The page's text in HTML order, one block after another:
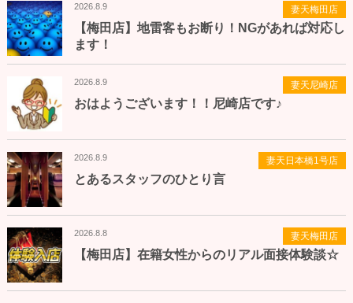
2026.8.9
【梅田店】地雷客もお断り！NGがあれば対応し
ます！
妻天梅田店
2026.8.9
おはようございます！！尼崎店です♪
妻天尼崎店
2026.8.9
とあるスタッフのひとり言
妻天日本橋1号店
2026.8.8
【梅田店】在籍女性からのリアル面接体験談☆
妻天梅田店